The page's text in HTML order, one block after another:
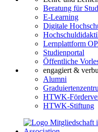
Beratung für
E-Learning
Digitale
Lernplattform
Studienportal
Öffentliche
engagiert &
Alumni
HTWK-
HTWK-Stiftung